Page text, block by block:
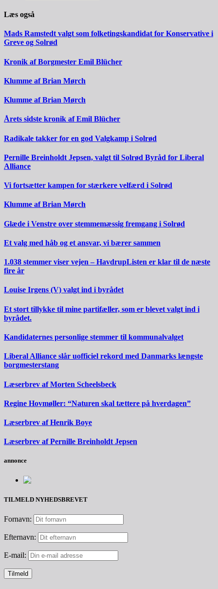
Læs også
Mads Ramstedt valgt som folketingskandidat for Konservative i
Greve og Solrød
Kronik af Borgmester Emil Blücher
Klumme af Brian Mørch
Klumme af Brian Mørch
Årets sidste kronik af Emil Blücher
Radikale takker for en god Valgkamp i Solrød
Pernille Breinholdt Jepsen, valgt til Solrød Byråd for Liberal
Alliance
Vi fortsætter kampen for stærkere velfærd i Solrød
Klumme af Brian Mørch
Glæde i Venstre over stemmemæssig fremgang i Solrød
Et valg med håb og et ansvar, vi bærer sammen
1.038 stemmer viser vejen – HavdrupListen er klar til de næste
fire år
Louise Irgens (V) valgt ind i byrådet
Et stort tillykke til mine partifæller, som er blevet valgt ind i
byrådet.
Kandidaternes personlige stemmer til kommunalvalget
Liberal Alliance slår uofficiel rekord med Danmarks længste
borgmesterstang
Læserbrev af Morten Scheelsbeck
Regine Hovmøller: “Naturen skal tættere på hverdagen”
Læserbrev af Henrik Boye
Læserbrev af Pernille Breinholdt Jepsen
annonce
TILMELD NYHEDSBREVET
Fornavn:
Efternavn:
E-mail: